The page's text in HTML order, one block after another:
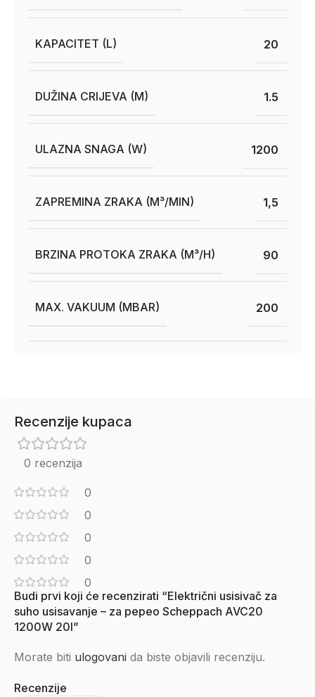
KAPACITET (L) 20
DUŽINA CRIJEVA (M) 1.5
ULAZNA SNAGA (W) 1200
ZAPREMINA ZRAKA (M³/MIN) 1,5
BRZINA PROTOKA ZRAKA (M³/H) 90
MAX. VAKUUM (MBAR) 200
Recenzije kupaca
0 recenzija
0
0
0
0
0
Recenzije
Budi prvi koji će recenzirati “Električni usisivač za
suho usisavanje – za pepeo Scheppach AVC20
1200W 20l”
Morate biti ulogovani da biste objavili recenziju.